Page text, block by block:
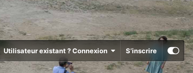
Utilisateur existant ? Connexion S’inscrire